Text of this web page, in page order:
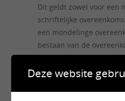
Dit geldt zowel voor een
schriftelijke
een mondelinge
bestaan van de
kan aantonen als de
ontkent.
Deze website